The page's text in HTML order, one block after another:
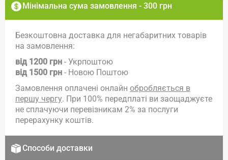
Мінімальна сума замовлення - 300 грн
Безкоштовна доставка для негабаритних товарів
на замовлення:
від 1200 грн - Укрпоштою
від 1500 грн - Новою Поштою
Замовлення оплачені онлайн обробляється в
першу чергу. При 100% передплаті ви заощаджуєте
не сплачуючи перевізникам 2% за послуги
перерахунку коштів.
Способи доставки